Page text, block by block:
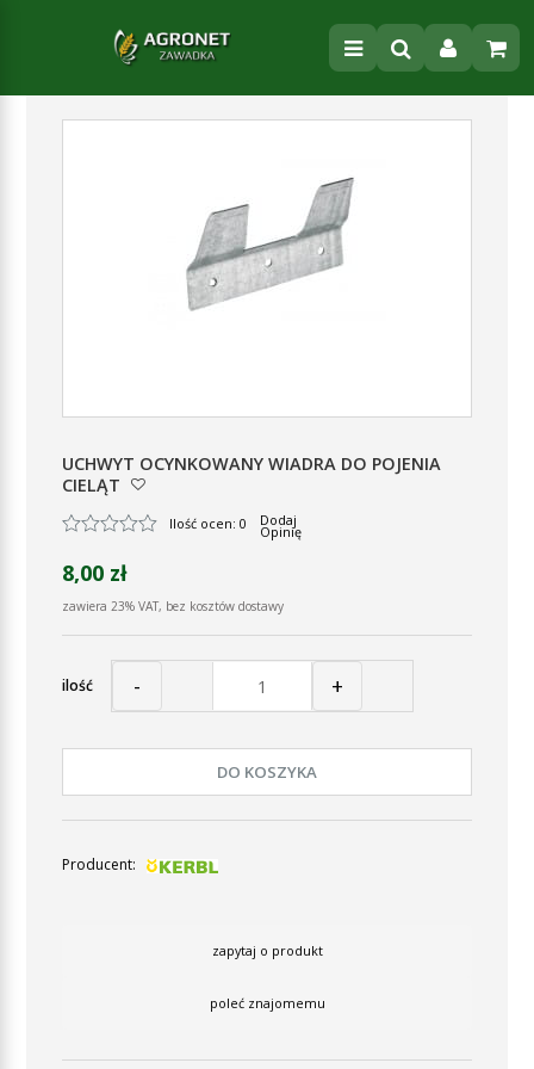
UCHWYT OCYNKOWANY WIADRA DO POJENIA
CIELĄT
Ilość ocen: 0 Dodaj
Opinię
8,00 zł
zawiera 23% VAT, bez kosztów dostawy
ilość - +
DO KOSZYKA
Producent:
zapytaj o produkt
poleć znajomemu